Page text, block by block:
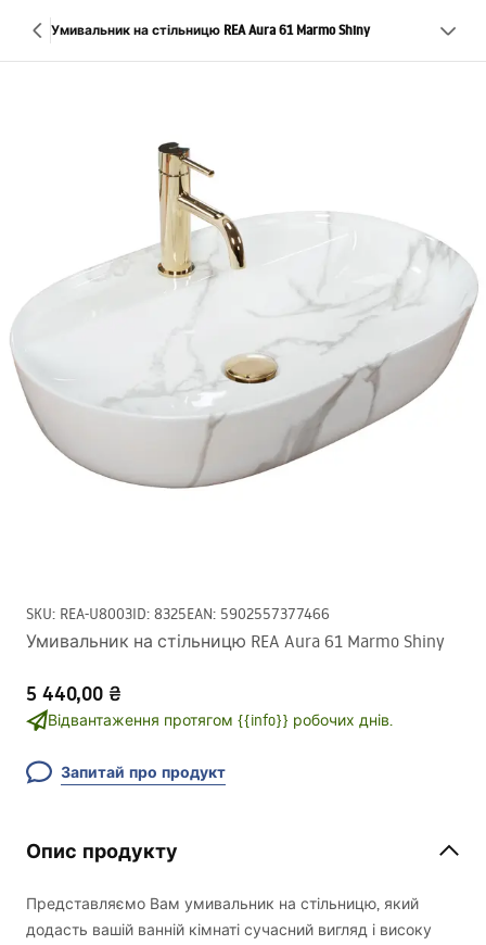
Умивальник на стільницю REA Aura 61 Marmo Shiny
SKU: REA-U8003ID: 8325EAN: 5902557377466
Умивальник на стільницю REA Aura 61 Marmo Shiny
5 440,00 ₴
Відвантаження протягом {{info}} робочих днів.
Запитай про продукт
Опис продукту
Представляємо Вам умивальник на стільницю, який
додасть вашій ванній кімнаті сучасний вигляд і високу